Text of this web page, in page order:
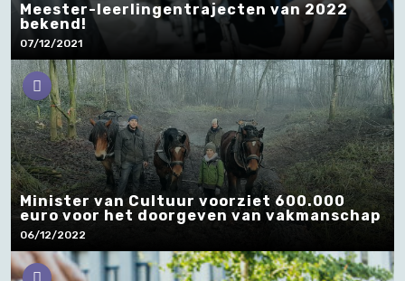
Meester-leerlingentrajecten van 2022
bekend!
07/12/2021
Minister van Cultuur voorziet 600.000
euro voor het doorgeven van vakmanschap
06/12/2022